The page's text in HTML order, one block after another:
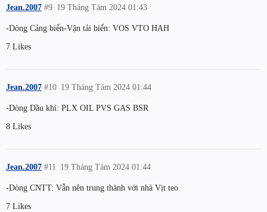
Jean.2007 19 Tháng Tám 2024 01:43
#9
-Dòng Cảng biển-Vận tải biển: VOS VTO HAH
7 Likes
Jean.2007 19 Tháng Tám 2024 01:44
#10
-Dòng Dầu khí: PLX OIL PVS GAS BSR
8 Likes
Jean.2007 19 Tháng Tám 2024 01:44
#11
-Dòng CNTT: Vẫn nên trung thành với nhà Vịt teo
7 Likes